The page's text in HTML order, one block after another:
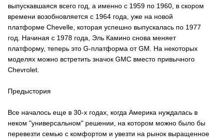
выпускавшаяся всего год, а именно с 1959 по 1960, в скором
времени возобновляется с 1964 года, уже на новой
платформе Chevelle, которая успешно выпускалась по 1977
год. Начиная с 1978 года, Эль Камино снова меняет
платформу, теперь это G-платформа от GM. На некоторых
моделях можно встретить значок GMC вместо привычного
Chevrolet.
Предыстория
Все началось еще в 30-х годах, когда Америка нуждалась в
неком "универсальном" решении, на котором можно было бы
перевезти семью с комфортом и увезти на рынок выращенное